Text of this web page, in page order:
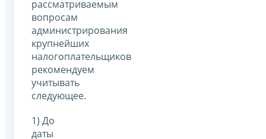
рассматриваемым
вопросам
администрирования
крупнейших
налогоплательщиков
рекомендуем
учитывать
следующее.
1) До
даты